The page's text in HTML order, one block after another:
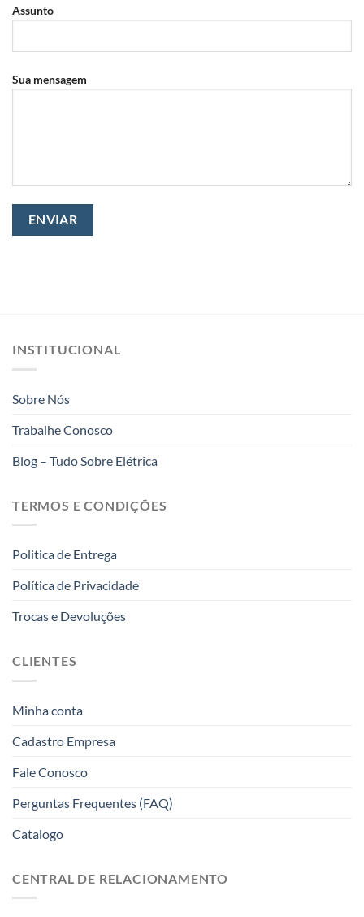
Assunto
Sua mensagem
INSTITUCIONAL
Sobre Nós
Trabalhe Conosco
Blog – Tudo Sobre Elétrica
TERMOS E CONDIÇÕES
Politica de Entrega
Política de Privacidade
Trocas e Devoluções
CLIENTES
Minha conta
Cadastro Empresa
Fale Conosco
Perguntas Frequentes (FAQ)
Catalogo
CENTRAL DE RELACIONAMENTO